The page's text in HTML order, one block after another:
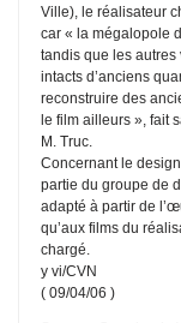
Ville), le réalisateur
car « la mégalopole
tandis que les autres
intacts d’anciens
reconstruire des
le film ailleurs », fait
M. Truc.
Concernant le
partie du groupe de
adapté à partir de
qu’aux films du
chargé.
y vi/CVN
( 09/04/06 )